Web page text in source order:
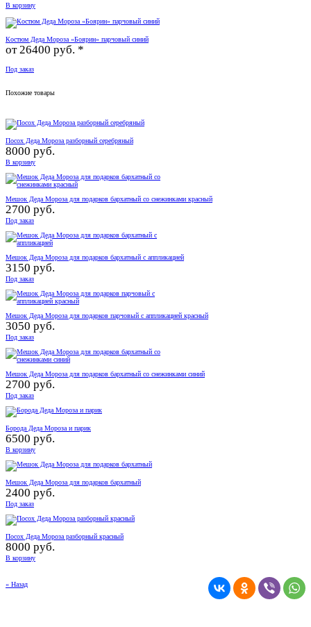
В корзину
Костюм Деда Мороза «Боярин» парчовый синий
от26400 руб. *
Под заказ
Похожие товары
Посох Деда Мороза разборный серебряный
8000 руб.
В корзину
Мешок Деда Мороза для подарков бархатный со снежинками красный
2700 руб.
Под заказ
Мешок Деда Мороза для подарков бархатный с аппликацией
3150 руб.
Под заказ
Мешок Деда Мороза для подарков парчовый с аппликацией красный
3050 руб.
Под заказ
Мешок Деда Мороза для подарков бархатный со снежинками синий
2700 руб.
Под заказ
Борода Деда Мороза и парик
6500 руб.
В корзину
Мешок Деда Мороза для подарков бархатный
2400 руб.
Под заказ
Посох Деда Мороза разборный красный
8000 руб.
В корзину
« Назад